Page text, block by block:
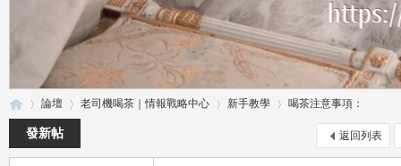
論壇 老司機喝茶｜情報戰略中心 新手教學 喝茶注意事項：
返回列表
發新帖